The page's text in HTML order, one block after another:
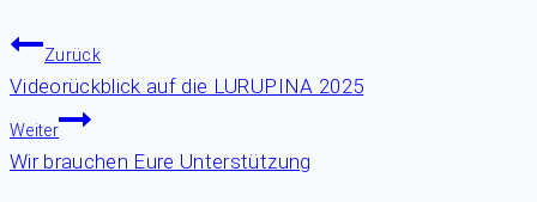
Zurück
Videorückblick auf die LURUPINA 2025
Weiter
Wir brauchen Eure Unterstützung